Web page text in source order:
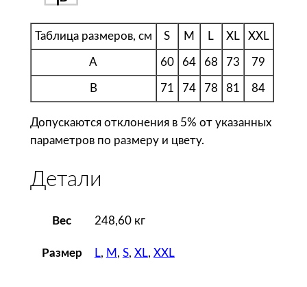
о
н
u
r
f
1
Таблица размеров, см S M L XL XXL
A 60 64 68 73 79
B 71 74 78 81 84
Допускаются отклонения в 5% от указанных
параметров по размеру и цвету.
Детали
Вес 248,60 кг
Размер L, M , S, XL, XXL